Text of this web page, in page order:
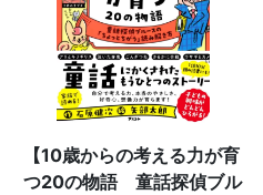
【10歳からの考える力が育
つ20の物語 童話探偵ブル